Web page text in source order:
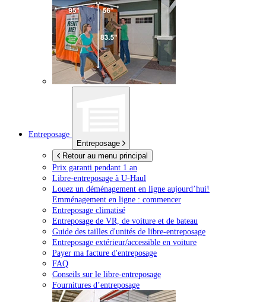
Entreposage
Entreposage
Retour au menu principal
Prix garanti pendant 1 an
Libre-entreposage à U-Haul
Louez un déménagement en ligne aujourd’hui!
Emménagement en ligne : commencer
Entreposage climatisé
Entreposage de VR, de voiture et de bateau
Guide des tailles d'unités de libre-entreposage
Entreposage extérieur/accessible en voiture
Payer ma facture d'entreposage
FAQ
Conseils sur le libre-entreposage
Fournitures d’entreposage